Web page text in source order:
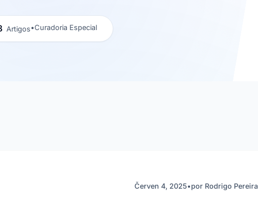
Artigos•Curadoria Especial
Červen 4, 2025•por Rodrigo Pereira